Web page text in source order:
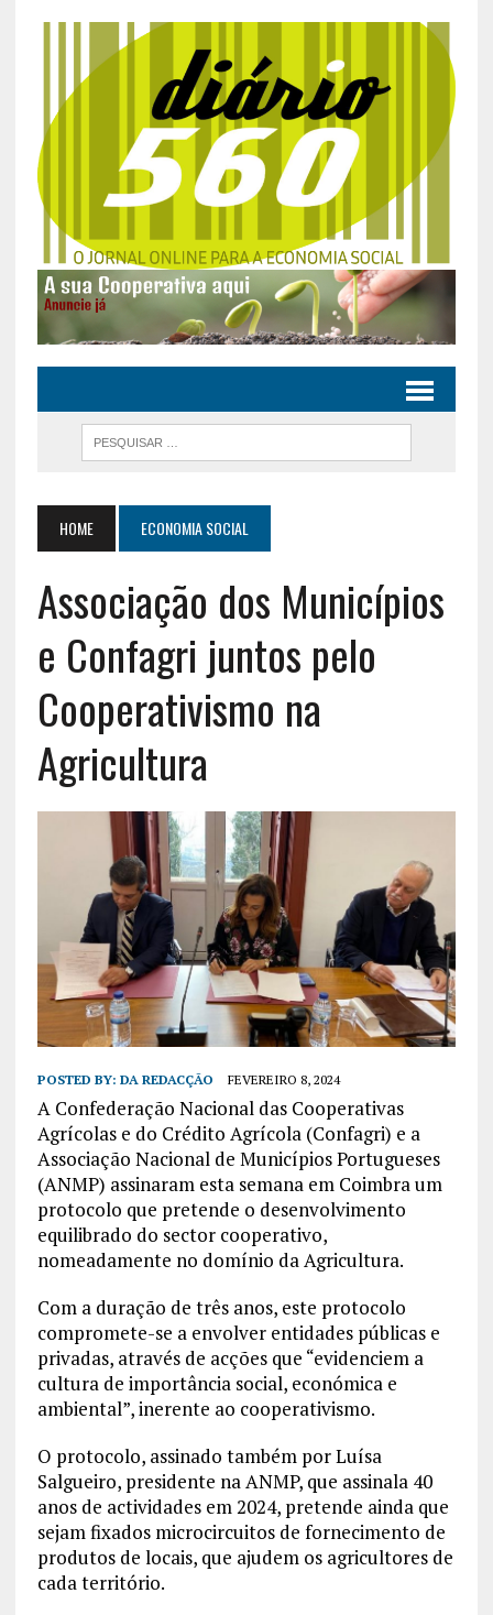
HOME ECONOMIA SOCIAL
Associação dos Municípios
e Confagri juntos pelo
Cooperativismo na
Agricultura
POSTED BY: DA REDACÇÃO FEVEREIRO 8, 2024
A Confederação Nacional das Cooperativas
Agrícolas e do Crédito Agrícola (Confagri) e a
Associação Nacional de Municípios Portugueses
(ANMP) assinaram esta semana em Coimbra um
protocolo que pretende o desenvolvimento
equilibrado do sector cooperativo,
nomeadamente no domínio da Agricultura.
Com a duração de três anos, este protocolo
compromete-se a envolver entidades públicas e
privadas, através de acções que “evidenciem a
cultura de importância social, económica e
ambiental”, inerente ao cooperativismo.
O protocolo, assinado também por Luísa
Salgueiro, presidente na ANMP, que assinala 40
anos de actividades em 2024, pretende ainda que
sejam fixados microcircuitos de fornecimento de
produtos de locais, que ajudem os agricultores de
cada território.